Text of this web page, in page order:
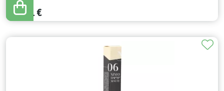
21,51€